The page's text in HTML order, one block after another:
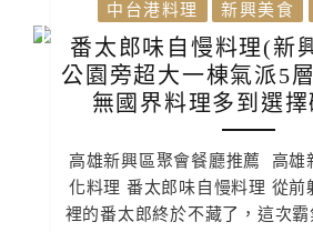
中台港料理 新興美食
番太郎味自慢料理(新
公園旁超大一棟氣派5
無國界料理多到選
高雄新興區聚會餐廳推薦 高雄
化料理 番太郎味自慢料理 從前
裡的番太郎終於不藏了，這次